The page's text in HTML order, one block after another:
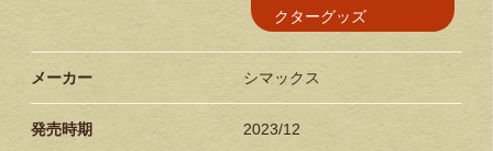
クターグッズ
メーカー シマックス
発売時期 2023/12